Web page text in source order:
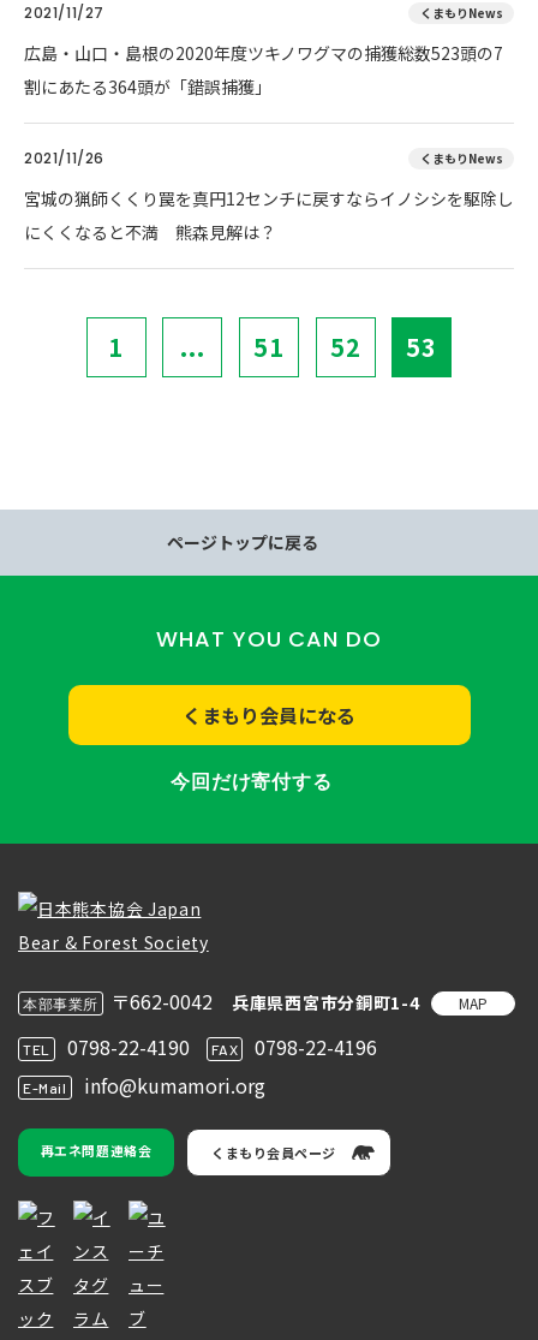
2021/11/27 くまもりNews
広島・山口・島根の2020年度ツキノワグマの捕獲総数523頭の7
割にあたる364頭が「錯誤捕獲」
2021/11/26 くまもりNews
宮城の猟師くくり罠を真円12センチに戻すならイノシシを駆除し
にくくなると不満 熊森見解は？
1 ... 51 52 53
ページトップに戻る
WHAT YOU CAN DO
くまもり会員になる
今回だけ寄付する
本部事業所 〒662-0042 兵庫県西宮市分銅町1-4 MAP
TEL 0798-22-4190 FAX 0798-22-4196
E-Mail info@kumamori.org
再エネ問題連絡会 くまもり会員ページ